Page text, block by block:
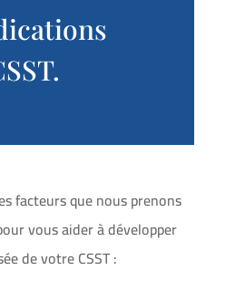
facteurs que nous prenons
vous aider à développer
de votre CSST :